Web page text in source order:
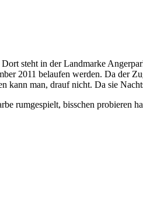
steht in der Landmarke
2011 belaufen werden. Da der
kann man, drauf nicht. Da sie
rumgespielt, bisschen probieren